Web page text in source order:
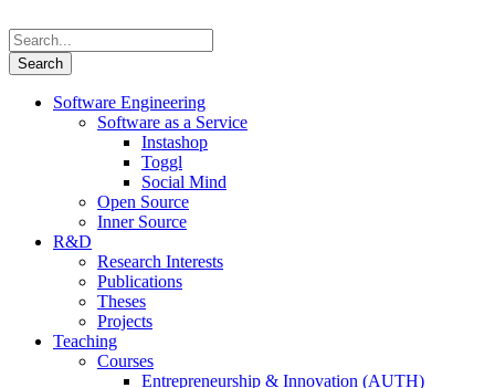
Software Engineering
Software as a Service
Instashop
Toggl
Social Mind
Open Source
Inner Source
R&D
Research Interests
Publications
Theses
Projects
Teaching
Courses
Entrepreneurship & Innovation (AUTH)